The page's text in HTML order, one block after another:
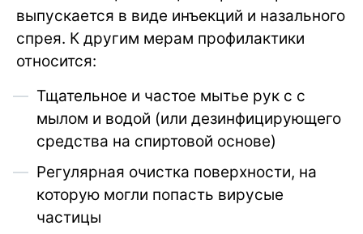
выпускается в виде инъекций и назального
спрея. К другим мерам профилактики
относится:
Тщательное и частое мытье рук с с
мылом и водой (или дезинфицирующего
средства на спиртовой основе)
Регулярная очистка поверхности, на
которую могли попасть вирусые
частицы